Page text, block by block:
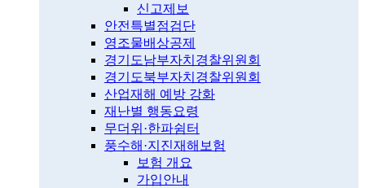
신고제보
안전특별점검단
영조물배상공제
경기도남부자치경찰위원회
경기도북부자치경찰위원회
산업재해 예방 강화
재난별 행동요령
무더위·한파쉼터
풍수해·지진재해보험
보험 개요
가입안내